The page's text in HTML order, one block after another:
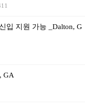
입 지원 가능 _Dalton, G
GA